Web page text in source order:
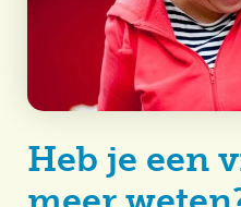
Heb je een